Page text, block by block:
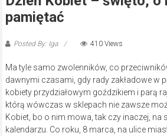
pamiętać
Posted By: Iga 410 Views
Ma tyle samo zwolenników, co
dawnymi czasami, gdy rady zakładowe w
kobiety przydziałowym goździkiem i parą
którą wówczas w sklepach nie zawsze
Kobiet, bo o nim mowa, tak czy inaczej, na
kalendarzu. Co roku, 8 marca, na ulice